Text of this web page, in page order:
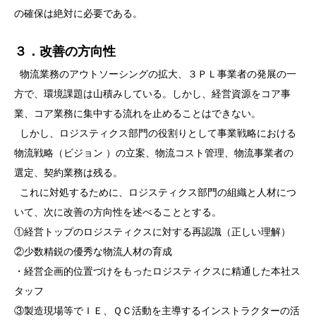
の確保は絶対に必要である。
３．改善の方向性
物流業務のアウトソーシングの拡大、３ＰＬ事業者の発展の一
方で、環境課題は山積みしている。しかし、経営資源をコア事
業、コア業務に集中する流れを止めることはできない。
しかし、ロジスティクス部門の役割りとして事業戦略における
物流戦略（ビジョン ）の立案、物流コスト管理、物流事業者の
選定、契約業務は残る。
これに対処するために、ロジスティクス部門の組織と人材につ
いて、次に改善の方向性を述べることとする。
①経営トップのロジスティクスに対する再認識（正しい理解）
②少数精鋭の優秀な物流人材の育成
・経営企画的位置づけをもったロジスティクスに精通した本社ス
タッフ
③製造現場等でＩＥ、ＱＣ活動を主導するインストラクターの活